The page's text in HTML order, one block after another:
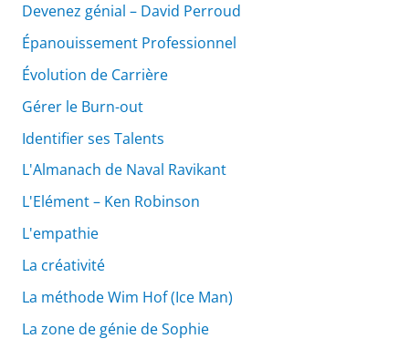
Devenez génial – David Perroud
Épanouissement Professionnel
Évolution de Carrière
Gérer le Burn-out
Identifier ses Talents
L'Almanach de Naval Ravikant
L'Elément – Ken Robinson
L'empathie
La créativité
La méthode Wim Hof (Ice Man)
La zone de génie de Sophie